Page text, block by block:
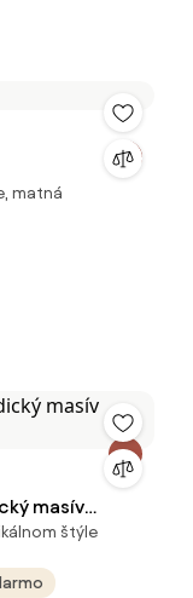
matná
masív
štýle